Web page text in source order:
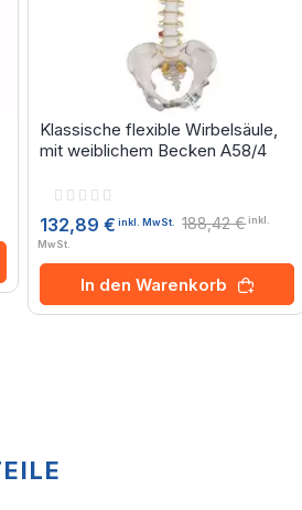
Klassische flexible Wirbelsäule,
mit weiblichem Becken A58/4
Rating:
132,89 € inkl. MwSt. 188,42 €inkl.
MwSt.
In den Warenkorb